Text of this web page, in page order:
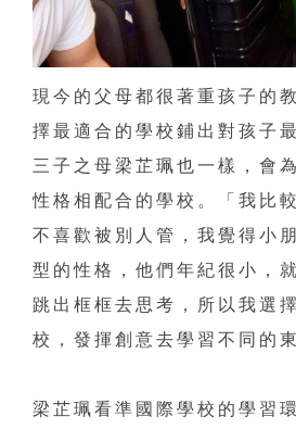
現今的父母都很著重孩子的
擇最適合的學校鋪出對孩子
三子之母梁芷珮也一樣，會
性格相配合的學校。「我比
不喜歡被別人管，我覺得小
型的性格，他們年紀很小，
跳出框框去思考，所以我選
校，發揮創意去學習不同的
梁芷珮看準國際學校的學習